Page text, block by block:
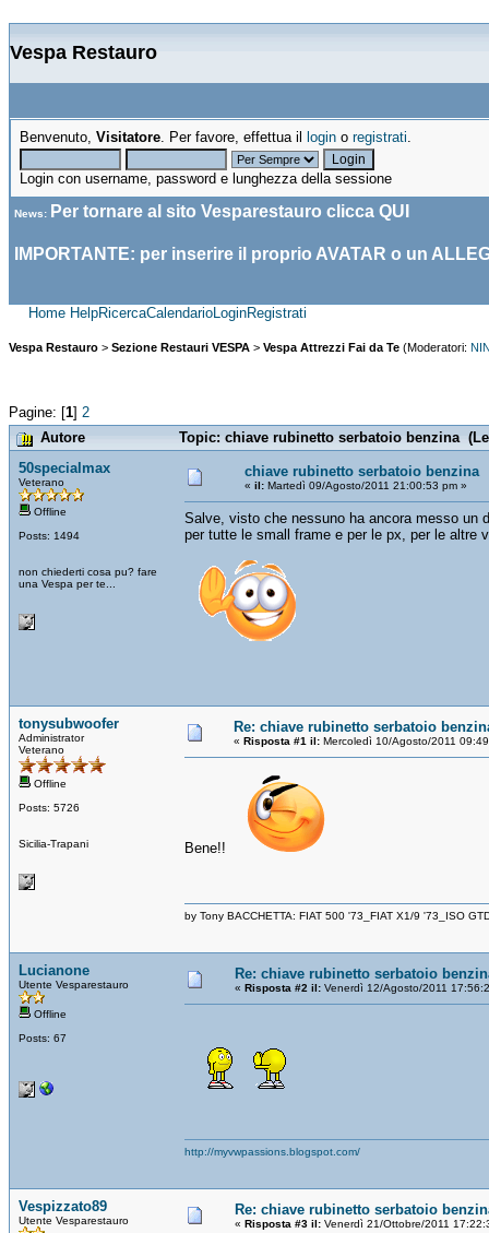
Vespa Restauro
Benvenuto, Visitatore. Per favore, effettua il login o registrati.
Login con username, password e lunghezza della sessione
News: Per tornare al sito Vesparestauro clicca QUI
IMPORTANTE: per inserire il proprio AVATAR o un
Home HelpRicercaCalendarioLoginRegistrati
Vespa Restauro > Sezione Restauri VESPA > Vespa Attrezzi Fai da Te (Moderatori:
Pagine: [1] 2
Autore
Topic: chiave rubinetto serbatoio benzina
50specialmax
Veterano
Offline
Posts: 1494
non chiederti cosa pu? fare
una Vespa per te...
chiave rubinetto serbatoio benzina
« il: Martedì 09/Agosto/2011 21:00:53 pm »
Salve, visto che nessuno ha ancora messo un
per tutte le small frame e per le px, per le altre
tonysubwoofer
Administrator
Veterano
Offline
Posts: 5726
Sicilia-Trapani
Re: chiave rubinetto serbatoio
« Risposta #1 il: Mercoledì 10/Agosto/2011
Bene!!
by Tony BACCHETTA: FIAT 500 '73_FIAT X1/9 '73_ISO
Lucianone
Utente Vesparestauro
Offline
Posts: 67
Re: chiave rubinetto serbatoio
« Risposta #2 il: Venerdì 12/Agosto/2011
http://myvwpassions.blogspot.com/
Vespizzato89
Utente Vesparestauro
Re: chiave rubinetto serbatoio
« Risposta #3 il: Venerdì 21/Ottobre/2011